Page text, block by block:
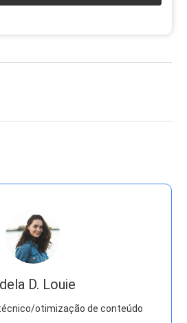
D. Louie
otimização de conteúdo